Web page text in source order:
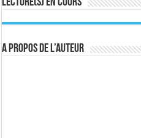
A propos de l’auteur